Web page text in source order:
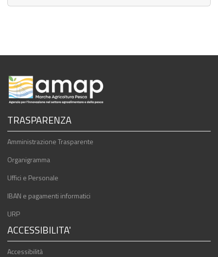
TRASPARENZA
Amministrazione Trasparente
Organigramma
Uffici e Personale
IBAN e pagamenti informatici
URP
ACCESSIBILITA'
Accessibilità